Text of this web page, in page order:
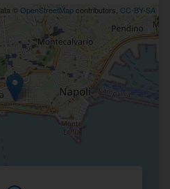
© OpenStreetMapcontributors, CC-BY-SA